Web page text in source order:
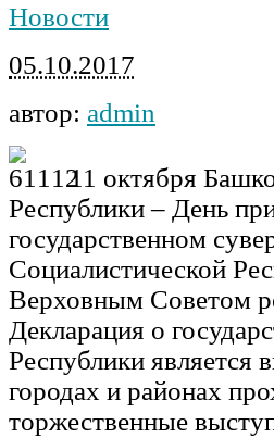
Новости
05.10.2017
автор: admin
11 октября
Республики – День
государственном
Социалистической
Верховным Советом
Декларация о
Республики является
городах и районах
торжественные